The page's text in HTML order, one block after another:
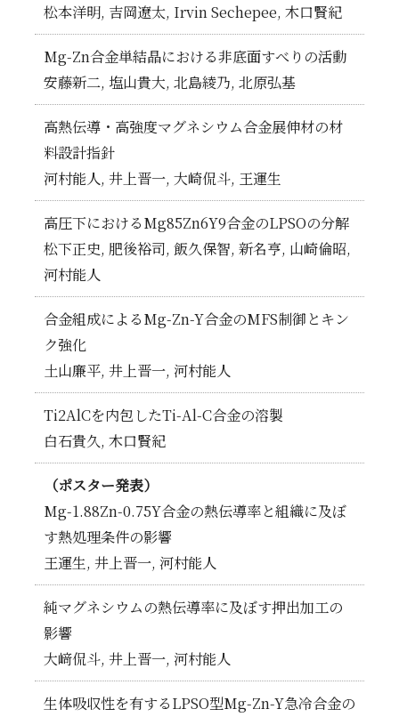
松本洋明, 吉岡遼太, Irvin Sechepee, 木口賢紀
Mg-Zn合金単結晶における非底面すべりの活動
安藤新二, 塩山貴大, 北島綾乃, 北原弘基
高熱伝導・高強度マグネシウム合金展伸材の材
料設計指針
河村能人, 井上晋一, 大崎侃斗, 王運生
高圧下におけるMg85Zn6Y9合金のLPSOの分解
松下正史, 肥後裕司, 飯久保智, 新名亨, 山崎倫昭,
河村能人
合金組成によるMg-Zn-Y合金のMFS制御とキン
ク強化
土山廉平, 井上晋一, 河村能人
Ti2AlCを内包したTi-Al-C合金の溶製
白石貴久, 木口賢紀
（ポスター発表）
Mg-1.88Zn-0.75Y合金の熱伝導率と組織に及ぼ
す熱処理条件の影響
王運生, 井上晋一, 河村能人
純マグネシウムの熱伝導率に及ぼす押出加工の
影響
大﨑侃斗, 井上晋一, 河村能人
生体吸収性を有するLPSO型Mg-Zn-Y急冷合金の